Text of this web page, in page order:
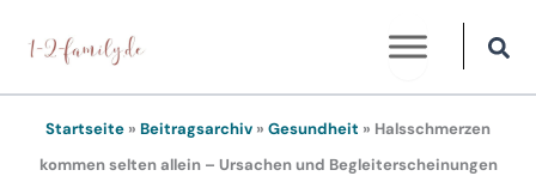
Inhalt
springen
Startseite » Beitragsarchiv » Gesundheit » Halsschmerzen
kommen selten allein – Ursachen und Begleiterscheinungen